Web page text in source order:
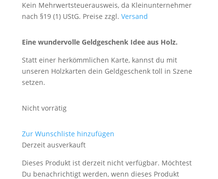
Kein Mehrwertsteuerausweis, da Kleinunternehmer
nach §19 (1) UStG. Preise zzgl. Versand
Eine wundervolle Geldgeschenk Idee aus Holz.
Statt einer herkömmlichen Karte, kannst du mit
unseren Holzkarten dein Geldgeschenk toll in Szene
setzen.
Nicht vorrätig
Zur Wunschliste hinzufügen
Derzeit ausverkauft
Dieses Produkt ist derzeit nicht verfügbar. Möchtest
Du benachrichtigt werden, wenn dieses Produkt